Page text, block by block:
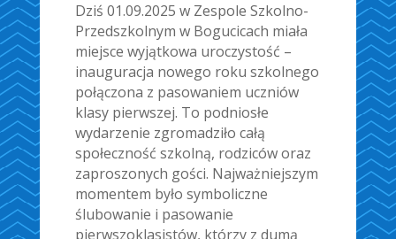
Dziś 01.09.2025 w Zespole Szkolno-
Przedszkolnym w Bogucicach miała
miejsce wyjątkowa uroczystość –
inauguracja nowego roku szkolnego
połączona z pasowaniem uczniów
klasy pierwszej. To podniosłe
wydarzenie zgromadziło całą
społeczność szkolną, rodziców oraz
zaproszonych gości. Najważniejszym
momentem było symboliczne
ślubowanie i pasowanie
pierwszoklasistów, którzy z dumą